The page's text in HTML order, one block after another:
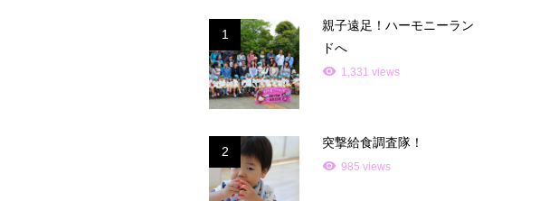
1
親子遠足！ハーモニーラン
ドへ
1,331 views
2
突撃給食調査隊！
985 views